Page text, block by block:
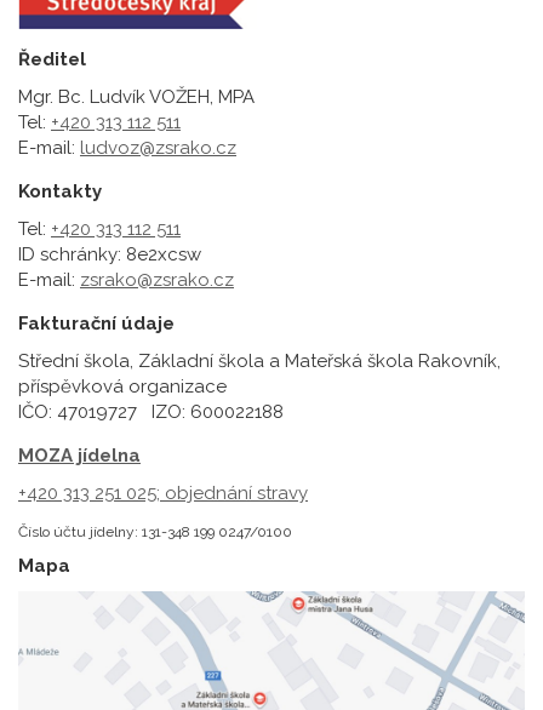
Ředitel
Mgr. Bc. Ludvík VOŽEH, MPA
Tel: +420 313 112 511
E-mail: ludvoz@zsrako.cz
Kontakty
Tel: +420 313 112 511
ID schránky: 8e2xcsw
E-mail: zsrako@zsrako.cz
Fakturační údaje
Střední škola, Základní škola a Mateřská škola Rakovník,
příspěvková organizace
IČO: 47019727 IZO: 600022188
MOZA jídelna
+420 313 251 025; objednání stravy
Číslo účtu jídelny: 131-348 199 0247/0100
Mapa